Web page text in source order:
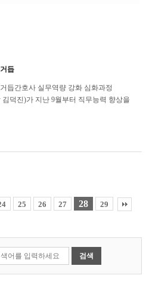
듭
듭간호사 실무역량 강화 심화과정
덕진)가 지난 9월부터 직무능력 향상을
자 교육을 개강 하여 병...
25 26 27 28 29
검색